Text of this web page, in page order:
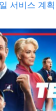
서비스 계획